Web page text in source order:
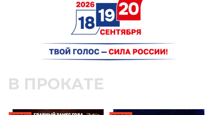
В ПРОКАТЕ